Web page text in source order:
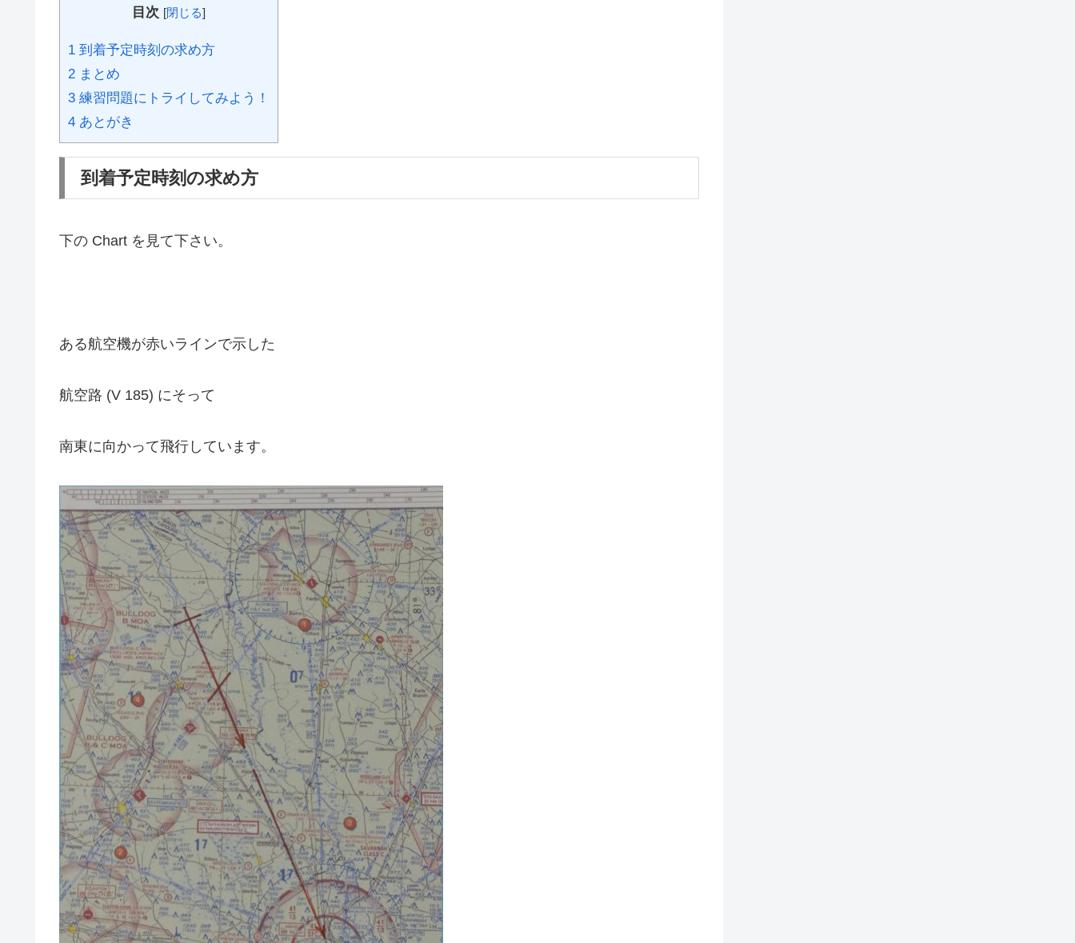
目次 [閉じる]
1 到着予定時刻の求め方
2 まとめ
3 練習問題にトライしてみよう！
4 あとがき
到着予定時刻の求め方
下の Chart を見て下さい。
ある航空機が赤いラインで示した
航空路 (V 185) にそって
南東に向かって飛行しています。